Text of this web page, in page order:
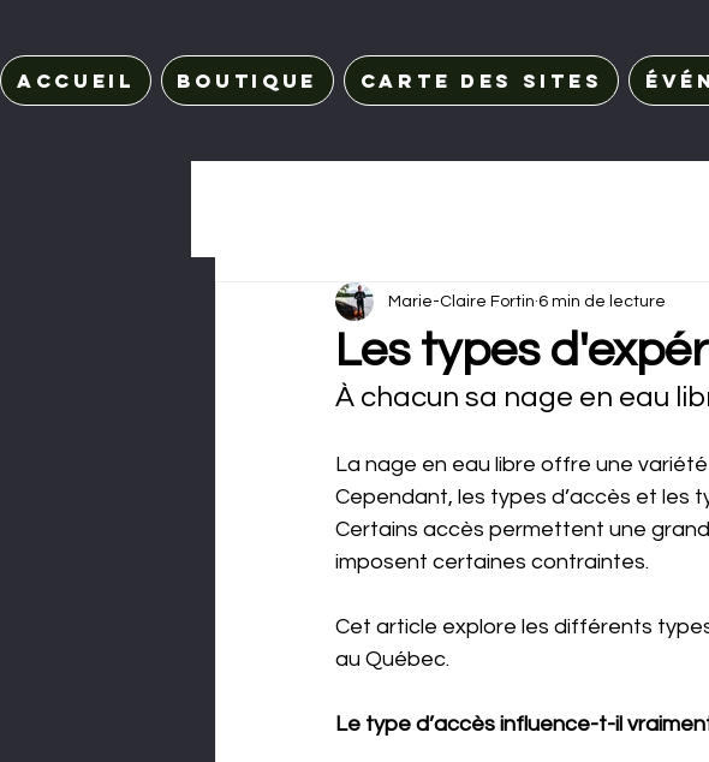
Accueil Boutique Carte des sites
Les types
Marie-Claire Fortin 6 min de lecture
À chacun sa nage en eau
La nage en eau libre offre une
Cependant, les types d’accès et les
Certains accès permettent une
imposent certaines contraintes.
Cet article explore les différents
au Québec.
Le type d’accès influence-t-il